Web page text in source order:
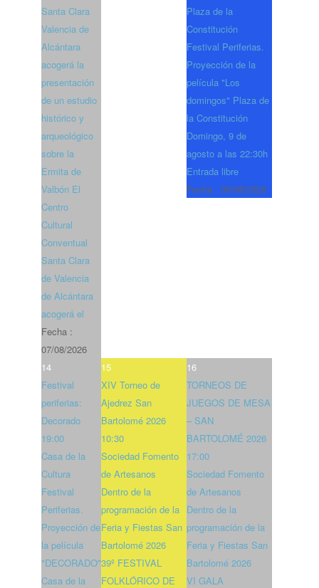
Santa Clara
Valencia de
Alcántara
acogerá la
presentación
de un estudio
histórico y
arqueológico
sobre la
Ermita de
Valbón El
Centro
Cultural
Conventual
Santa Clara
de Valencia
de Alcántara
acogerá el
Fecha :
07/08/2026
Plaza de la
Constitución
Festival Periferias.
Proyección de la
película "Los
domingos" Plaza de
la Constitución
Domingo, 9 de
agosto a las 22:30h
Entrada libre
Fecha : 09/08/2026
14
Festival
periferias:
Decorado
19:00
Casa de la
Cultura
Festival
Periferias.
Proyección de
la película
"DECORADO"
Casa de la
15
XIV Torneo de
Ajedrez San
Bartolomé 2026
10:30
Sociedad Fomento
de Artesanos
Dentro de la
programación de la
Feria y Fiestas San
Bartolomé 2026
39º FESTIVAL
FOLKLÓRICO DE
16
TORNEOS DE
JUEGOS DE MESA
– SAN
BARTOLOMÉ 2026
17:00
Sociedad Fomento
de Artesanos
Dentro de la
programación de la
Feria y Fiestas San
Bartolomé 2026
VI GALA